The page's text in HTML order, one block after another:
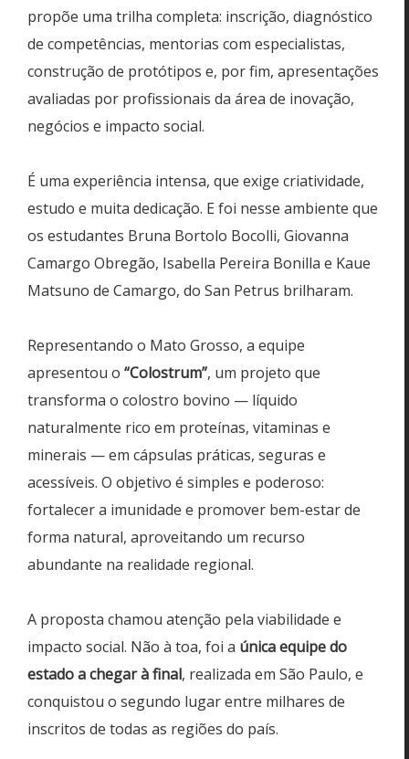
propõe uma trilha completa: inscrição, diagnóstico
de competências, mentorias com especialistas,
construção de protótipos e, por fim, apresentações
avaliadas por profissionais da área de inovação,
negócios e impacto social.
É uma experiência intensa, que exige criatividade,
estudo e muita dedicação. E foi nesse ambiente que
os estudantes Bruna Bortolo Bocolli, Giovanna
Camargo Obregão, Isabella Pereira Bonilla e Kaue
Matsuno de Camargo, do San Petrus brilharam.
Representando o Mato Grosso, a equipe
apresentou o “Colostrum”, um projeto que
transforma o colostro bovino — líquido
naturalmente rico em proteínas, vitaminas e
minerais — em cápsulas práticas, seguras e
acessíveis. O objetivo é simples e poderoso:
fortalecer a imunidade e promover bem-estar de
forma natural, aproveitando um recurso
abundante na realidade regional.
​A proposta chamou atenção pela viabilidade e
impacto social. Não à toa, foi a única equipe do
estado a chegar à final, realizada em São Paulo, e
conquistou o segundo lugar entre milhares de
inscritos de todas as regiões do país.